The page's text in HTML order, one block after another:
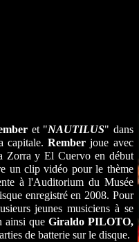
et "NAUTILUS" dans
capitale.Rember joue avec
Zorra y El Cuervo en début
un clip vidéo pour le thème
à l'Auditorium du Musée
enregistré en 2008. Pour
jeunes musiciens à se
ainsi que Giraldo PILOTO,
de batterie sur le disque.